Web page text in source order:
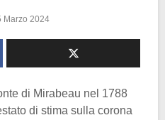
Marzo 2024
di Mirabeau nel 1788
di stima sulla corona